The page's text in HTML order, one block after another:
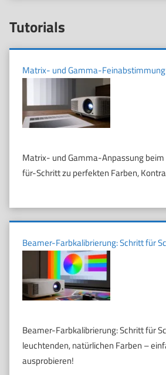
Tutorials
Matrix- und Gamma-
Matrix- und Gamma-Anpassung
für-Schritt zu perfekten Farben,
Beamer-Farbkalibrierung: Schritt für
Beamer-Farbkalibrierung: Schritt für
leuchtenden, natürlichen Farben –
ausprobieren!